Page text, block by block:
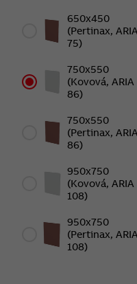
650x450
(Pertinax,
75)
750x550
(kovová, ARIA
86)
750x550
(Pertinax,
86)
950x750
(kovová, ARIA
108)
950x750
(Pertinax,
108)